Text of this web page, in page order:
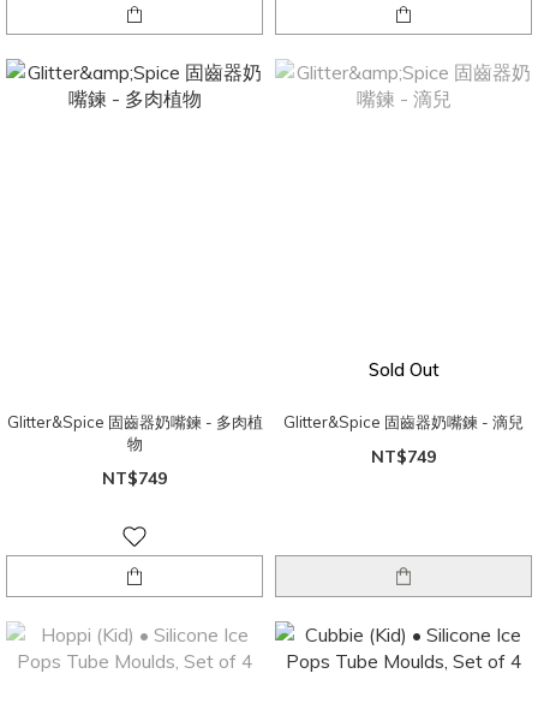
Glitter&Spice 固齒器奶嘴鍊 - 多肉植
物
NT$749
Sold Out
Glitter&Spice 固齒器奶嘴鍊 - 滴兒
NT$749